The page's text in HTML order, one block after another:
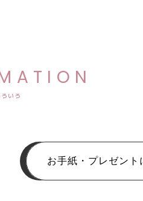
ろいろ
お手紙・プレゼント